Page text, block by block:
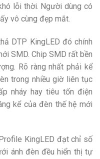
lỗi thời. Người dùng có
vô cùng đẹp mắt.
DTP KingLED đó chính
SMD. Chip SMD rất bền
Rõ ràng nhất phải kể
trong nhiều giờ liên tục
nháy hay tiêu tốn điện
kể của đèn thế hệ mới
KingLED đạt chỉ số
ánh đèn đều hiển thị tự